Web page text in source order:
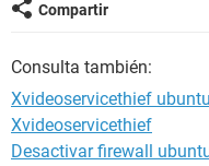
Compartir
Consulta también:
Xvideoservicethief
Xvideoservicethief
Desactivar firewall